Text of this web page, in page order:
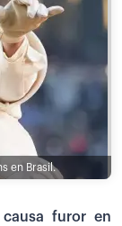
en Brasil.
furor en